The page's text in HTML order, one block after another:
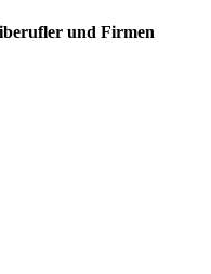
und Firmen